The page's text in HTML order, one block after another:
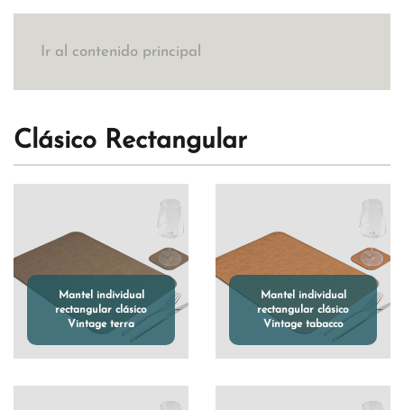
Ir al contenido principal
Clásico Rectangular
Mantel individual
rectangular clásico
Vintage terra
Mantel individual
rectangular clásico
Vintage tabacco